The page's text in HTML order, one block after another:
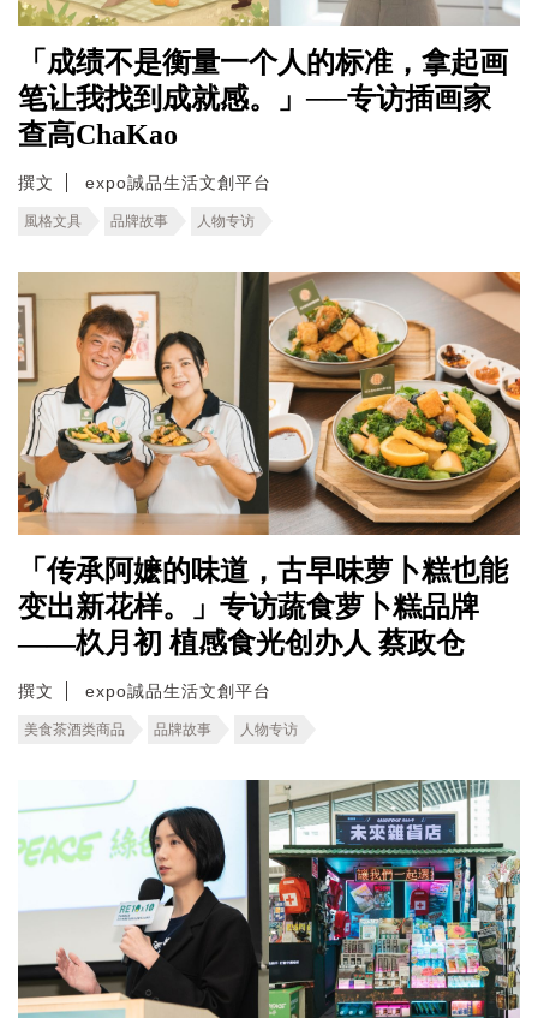
「成绩不是衡量一个人的标准，拿起画
笔让我找到成就感。」──专访插画家
查高ChaKao
撰文 expo誠品生活文創平台
風格文具 品牌故事 人物专访
「传承阿嬷的味道，古早味萝卜糕也能
变出新花样。」专访蔬食萝卜糕品牌
——杦月初 植感食光创办人 蔡政仓
撰文 expo誠品生活文創平台
美食茶酒类商品 品牌故事 人物专访